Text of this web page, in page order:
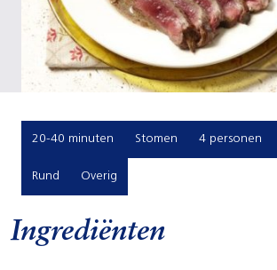
20-40 minuten Stomen 4 personen
Rund Overig
Ingrediënten